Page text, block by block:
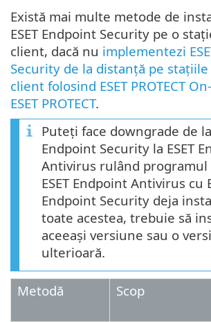
Există mai multe metode de
ESET Endpoint Security pe o
client, dacă nu implementezi
Security de la distanță pe
client folosind ESET PROTECT
ESET PROTECT.
Puteți face downgrade de la
Endpoint Security la ESET
Antivirus rulând programul
ESET Endpoint Antivirus cu
Endpoint Security deja
toate acestea, trebuie să
aceeași versiune sau o
ulterioară.
Metodă Scop